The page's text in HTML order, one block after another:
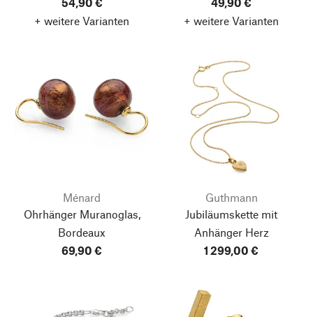
+ weitere Varianten
+ weitere Varianten
Ménard
Ohrhänger Muranoglas,
Bordeaux
69,90 €
Guthmann
Jubiläumskette mit
Anhänger Herz
1 299,00 €